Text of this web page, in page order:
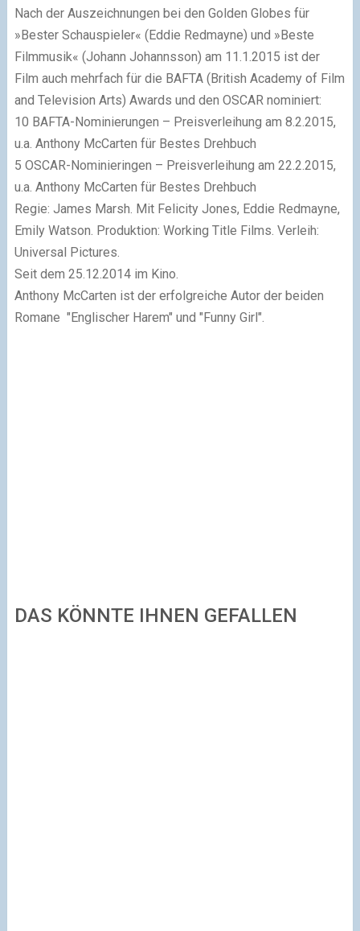
Nach der Auszeichnungen bei den Golden Globes für
»Bester Schauspieler« (Eddie Redmayne) und »Beste
Filmmusik« (Johann Johannsson) am 11.1.2015 ist der
Film auch mehrfach für die BAFTA (British Academy of Film
and Television Arts) Awards und den OSCAR nominiert:
10 BAFTA-Nominierungen – Preisverleihung am 8.2.2015,
u.a. Anthony McCarten für Bestes Drehbuch
5 OSCAR-Nominieringen – Preisverleihung am 22.2.2015,
u.a. Anthony McCarten für Bestes Drehbuch
Regie: James Marsh. Mit Felicity Jones, Eddie Redmayne,
Emily Watson. Produktion: Working Title Films. Verleih:
Universal Pictures.
Seit dem 25.12.2014 im Kino.
Anthony McCarten ist der erfolgreiche Autor der beiden
Romane "Englischer Harem" und "Funny Girl".
DAS KÖNNTE IHNEN GEFALLEN